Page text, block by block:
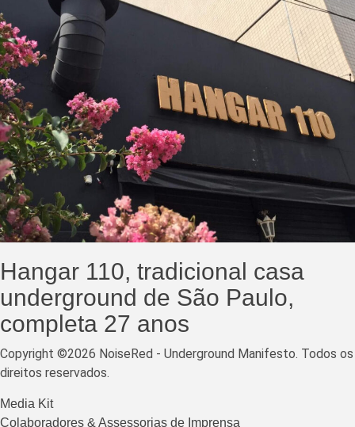
Hangar 110, tradicional casa
underground de São Paulo,
completa 27 anos
Copyright ©2026 NoiseRed - Underground Manifesto. Todos os
direitos reservados.
Media Kit
Colaboradores & Assessorias de Imprensa